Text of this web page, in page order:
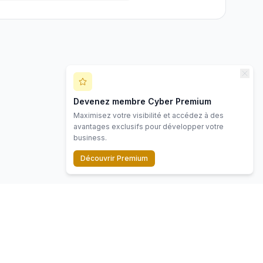
Devenez membre Cyber Premium
Maximisez votre visibilité et accédez à des
avantages exclusifs pour développer votre
business.
Découvrir Premium